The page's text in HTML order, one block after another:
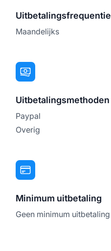
Uitbetalingsfrequentie
Maandelijks
Uitbetalingsmethoden
Paypal
Overig
Minimum uitbetaling
Geen minimum uitbetaling